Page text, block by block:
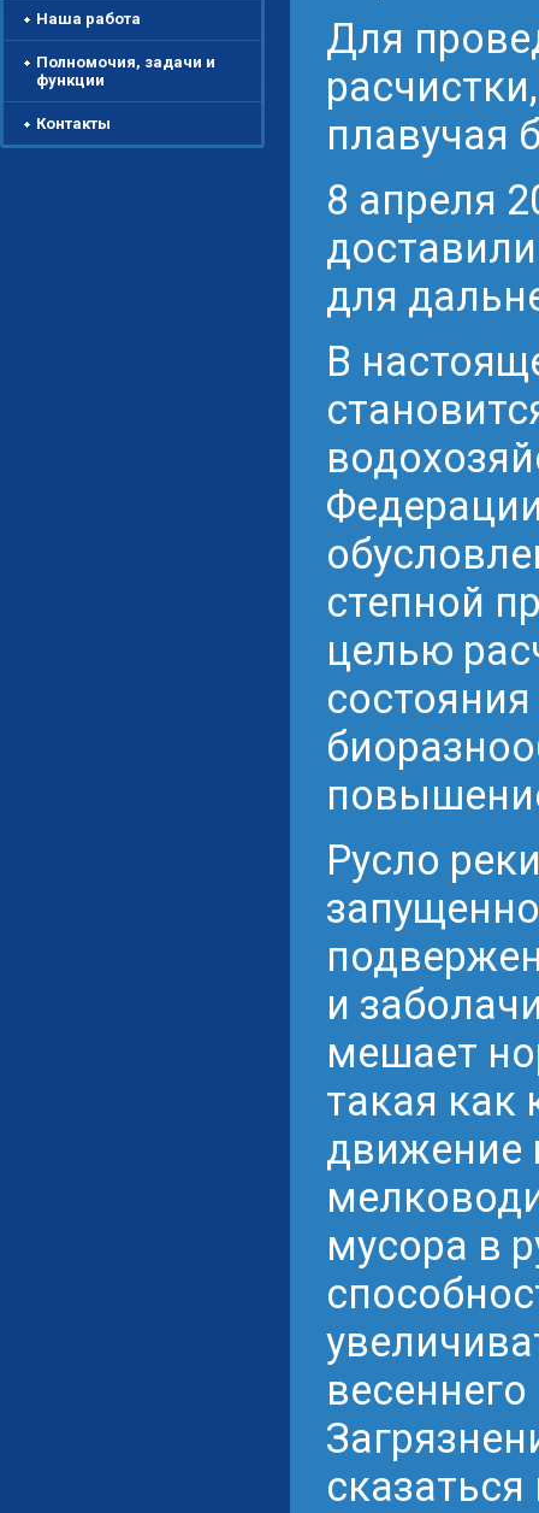
Наша работа
Полномочия, задачи и
функции
Контакты
Для
плавучая
8 апреля
для
В
степной
целью
Русло
и
мешает
такая
движение
мусора в